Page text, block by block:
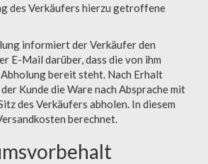
des Verkäufers hierzu getroffene
informiert der Verkäufer den
E-Mail darüber, dass die von ihm
bereit steht. Nach Erhalt
Kunde die Ware nach Absprache mit
des Verkäufers abholen. In diesem
berechnet.